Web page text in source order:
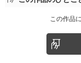
この作品